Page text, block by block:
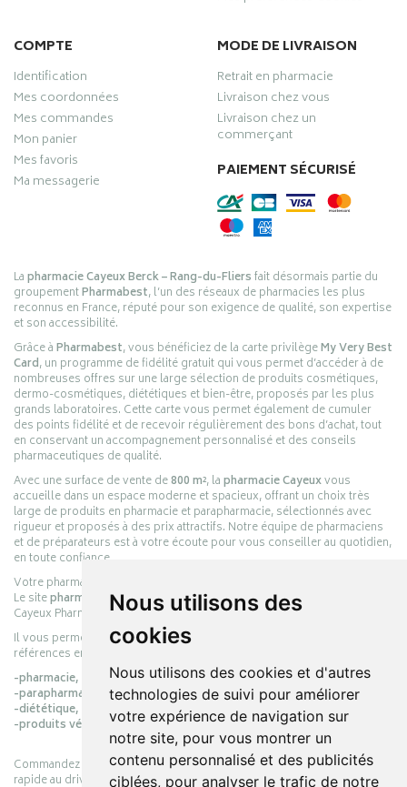
Nous utilisons des
cookies
Nous utilisons des cookies et d'autres
technologies de suivi pour améliorer
votre expérience de navigation sur
notre site, pour vous montrer un
contenu personnalisé et des publicités
ciblées, pour analyser le trafic de notre
COMPTE
Identification
Mes coordonnées
Mes commandes
Mon panier
Mes favoris
Ma messagerie
MODE DE LIVRAISON
Retrait en pharmacie
Livraison chez vous
Livraison chez un
commerçant
PAIEMENT SÉCURISÉ
Lapharmacie Cayeux Berck – Rang-du-Fliersfait désormais partie du
groupementPharmabest, l’un des réseaux de pharmacies les plus
reconnus en France, réputé pour son exigence de qualité, son expertise
et son accessibilité.
Grâce àPharmabest, vous bénéficiez de la carte privilègeMy Very Best
Card, un programme de fidélité gratuit qui vous permet d’accéder à de
nombreuses offres sur une large sélection de produits cosmétiques,
dermo-cosmétiques, diététiques et bien-être, proposés par les plus
grands laboratoires. Cette carte vous permet également de cumuler
des points fidélité et de recevoir régulièrement des bons d’achat, tout
en conservant un accompagnement personnalisé et des conseils
pharmaceutiques de qualité.
Avec une surface de vente de800 m², lapharmacie Cayeuxvous
accueille dans un espace moderne et spacieux, offrant un choix très
large de produits en pharmacie et parapharmacie, sélectionnés avec
rigueur et proposés à des prix attractifs. Notre équipe de pharmaciens
et de préparateurs est à votre écoute pour vous conseiller au quotidien,
en toute confiance.
Votre pharmacie en ligne :
Le sitepharmacie-cayeux.frest le prolongement digital de la pharmacie
Cayeux Pharmabest Berck-sur-Mer – Rang-du-Fliers.
Il vous permet de réaliser vos achats en ligne parmi des milliers de
références en :
-pharmacie,
-parapharmacie,
-diététique,
-produits vétérinaires.
Commandez simplement vos produits en ligne et choisissez le retrait
rapide au drive ou la livraison à domicile, en toute simplicité.